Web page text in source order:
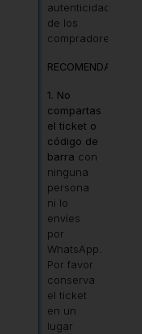
autenticidad
de los
compradores.
1. No
compartas
el ticket o
código de
barra con
ninguna
persona
ni lo
envíes
por
WhatsApp.
Por favor
conserva
el ticket
en un
lugar